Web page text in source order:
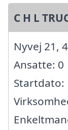
C H L
Nyvej 21,
Ansatte: 0
Startdato: